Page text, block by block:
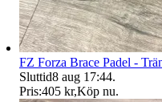
Ersättning om varan
FZ Forza Brace Padel -
Sluttid8 aug 17:44.
Pris:405 kr,Köp nu.